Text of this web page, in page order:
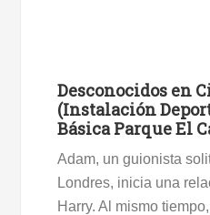
Desconocidos en
(Instalación
Básica Parque El
Adam, un guionista
Londres, inicia una
Harry. Al mismo